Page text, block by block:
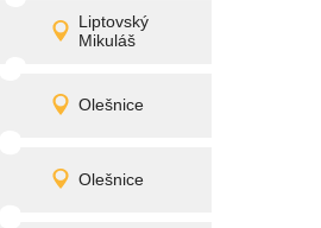
Liptovský
Mikuláš
Detail
promítání
Olešnice
Detail
promítání
Olešnice
Detail
promítání